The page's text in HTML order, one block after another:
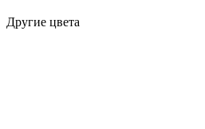
Другие цвета